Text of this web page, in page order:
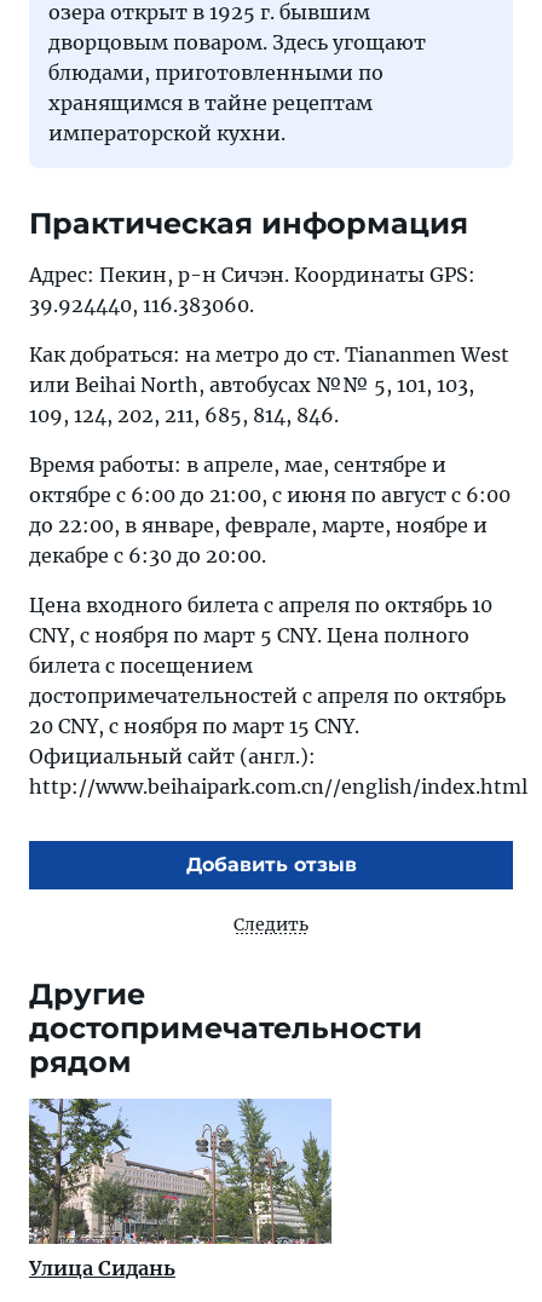
озера открыт в 1925 г. бывшим
дворцовым поваром. Здесь угощают
блюдами, приготовленными по
хранящимся в тайне рецептам
императорской кухни.
Практическая информация
Адрес: Пекин, р-н Сичэн. Координаты GPS:
39.924440, 116.383060.
Как добраться: на метро до ст. Tiananmen West
или Beihai North, автобусах №№ 5, 101, 103,
109, 124, 202, 211, 685, 814, 846.
Время работы: в апреле, мае, сентябре и
октябре с 6:00 до 21:00, с июня по август с 6:00
до 22:00, в январе, феврале, марте, ноябре и
декабре с 6:30 до 20:00.
Цена входного билета с апреля по октябрь 10
CNY, с ноября по март 5 CNY. Цена полного
билета с посещением
достопримечательностей с апреля по октябрь
20 CNY, с ноября по март 15 CNY.
Официальный сайт (англ.):
http://www.beihaipark.com.cn//english/index.html
Добавить отзыв
Следить
Другие
достопримечательности
рядом
Улица Сидань